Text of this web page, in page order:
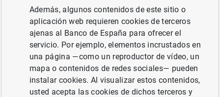
Además, algunos contenidos de este sitio o
aplicación web requieren cookies de terceros
ajenas al Banco de España para ofrecer el
servicio. Por ejemplo, elementos incrustados en
una página —como un reproductor de vídeo, un
mapa o contenidos de redes sociales— pueden
instalar cookies. Al visualizar estos contenidos,
usted acepta las cookies de dichos terceros y